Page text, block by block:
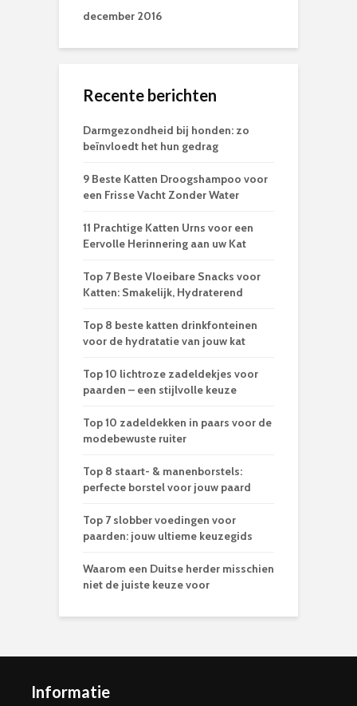
december 2016
Recente berichten
Darmgezondheid bij honden: zo
beïnvloedt het hun gedrag
9 Beste Katten Droogshampoo voor
een Frisse Vacht Zonder Water
11 Prachtige Katten Urns voor een
Eervolle Herinnering aan uw Kat
Top 7 Beste Vloeibare Snacks voor
Katten: Smakelijk, Hydraterend
Top 8 beste katten drinkfonteinen
voor de hydratatie van jouw kat
Top 10 lichtroze zadeldekjes voor
paarden – een stijlvolle keuze
Top 10 zadeldekken in paars voor de
modebewuste ruiter
Top 8 staart- & manenborstels:
perfecte borstel voor jouw paard
Top 7 slobber voedingen voor
paarden: jouw ultieme keuzegids
Waarom een Duitse herder misschien
niet de juiste keuze voor
Informatie